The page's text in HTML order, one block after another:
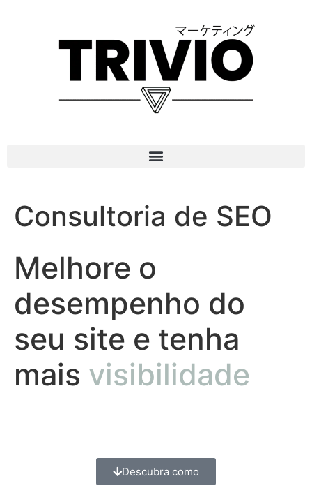
Consultoria de SEO
Melhore o
desempenho do
seu site e tenha
mais visibilidade
Descubra como